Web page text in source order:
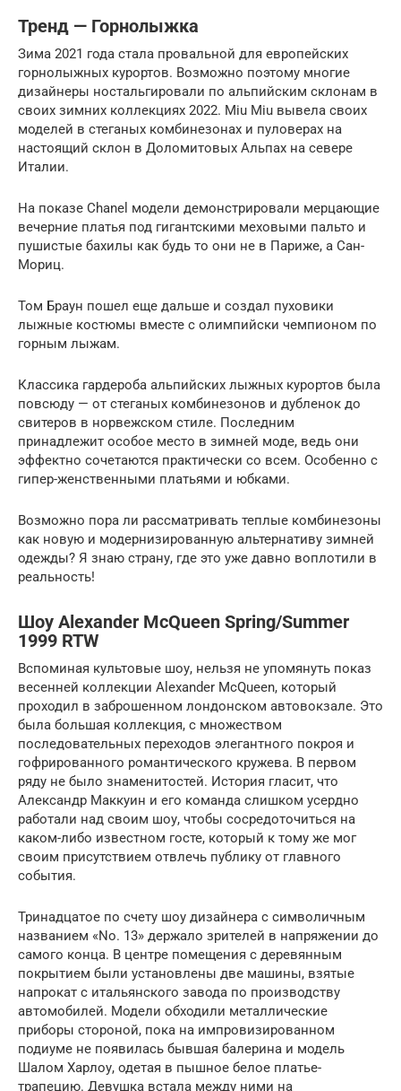
Тренд — Горнолыжка
Зима 2021 года стала провальной для европейских
горнолыжных курортов. Возможно поэтому многие
дизайнеры ностальгировали по альпийским склонам в
своих зимних коллекциях 2022. Miu Miu вывела своих
моделей в стеганых комбинезонах и пуловерах на
настоящий склон в Доломитовых Альпах на севере
Италии.
На показе Chanel модели демонстрировали мерцающие
вечерние платья под гигантскими меховыми пальто и
пушистые бахилы как будь то они не в Париже, а Сан-
Мориц.
Том Браун пошел еще дальше и создал пуховики
лыжные костюмы вместе с олимпийски чемпионом по
горным лыжам.
Классика гардероба альпийских лыжных курортов была
повсюду — от стеганых комбинезонов и дубленок до
свитеров в норвежском стиле. Последним
принадлежит особое место в зимней моде, ведь они
эффектно сочетаются практически со всем. Особенно с
гипер-женственными платьями и юбками.
Возможно пора ли рассматривать теплые комбинезоны
как новую и модернизированную альтернативу зимней
одежды? Я знаю страну, где это уже давно воплотили в
реальность!
Шоу Alexander McQueen Spring/Summer
1999 RTW
Вспоминая культовые шоу, нельзя не упомянуть показ
весенней коллекции Alexander McQueen, который
проходил в заброшенном лондонском автовокзале. Это
была большая коллекция, с множеством
последовательных переходов элегантного покроя и
гофрированного романтического кружева. В первом
ряду не было знаменитостей. История гласит, что
Александр Маккуин и его команда слишком усердно
работали над своим шоу, чтобы сосредоточиться на
каком-либо известном госте, который к тому же мог
своим присутствием отвлечь публику от главного
события.
Тринадцатое по счету шоу дизайнера с символичным
названием «No. 13» держало зрителей в напряжении до
самого конца. В центре помещения с деревянным
покрытием были установлены две машины, взятые
напрокат с итальянского завода по производству
автомобилей. Модели обходили металлические
приборы стороной, пока на импровизированном
подиуме не появилась бывшая балерина и модель
Шалом Харлоу, одетая в пышное белое платье-
трапецию. Девушка встала между ними на